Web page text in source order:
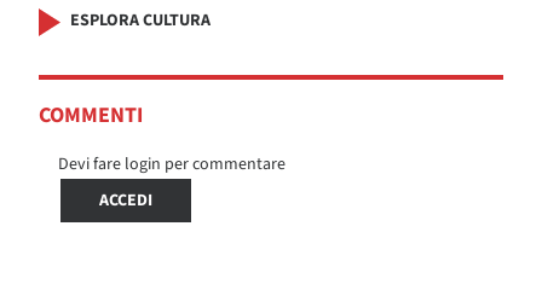
ESPLORA CULTURA
COMMENTI
Devi fare login per commentare
ACCEDI